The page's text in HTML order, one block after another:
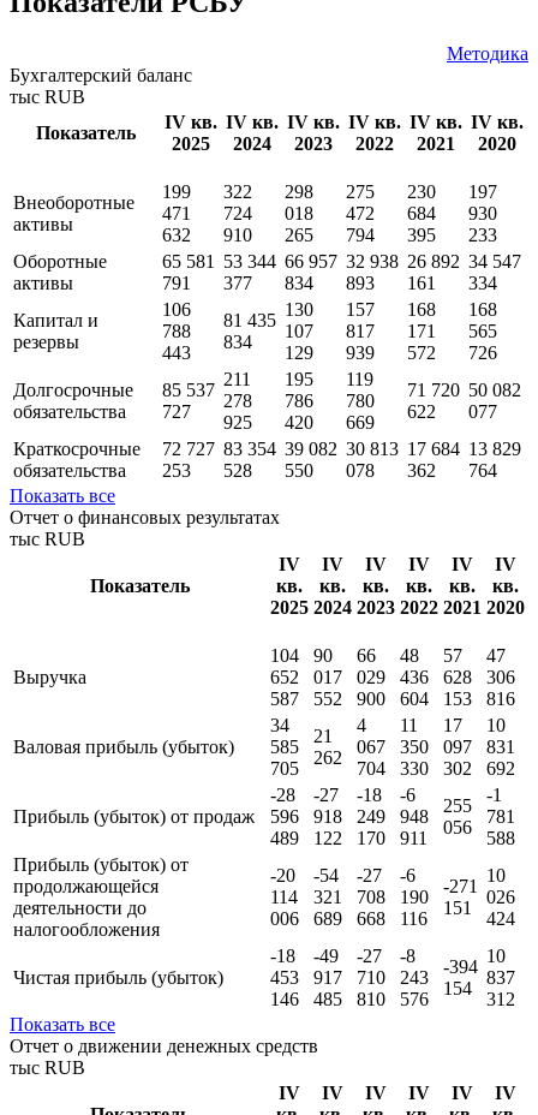
НРА ***
Показатели РСБУ
Методика
Бухгалтерский баланс
Показатель
IV кв.
2025
IV кв.
2024
IV кв.
2023
IV кв.
2022
IV кв.
2021
IV кв.
2020
Внеоборотные
199
471
632
322
724
910
298
018
265
275
472
794
230
684
395
197
930
233
Оборотные
65 581
791
53 344
66 957
834
32 938
893
26 892
161
34 547
334
Капитал и
резервы
106
788
81 435
834
130
107
129
157
817
939
168
171
168
565
Долгосрочные
обязательства
85 537
211
278
195
786
119
780
71 720
50 082
Краткосрочные
обязательства
72 727 83 354
Показать все
Отчет о финансовых результатах
IV
кв.
2025
IV
кв.
2024
IV
кв.
2023
IV
кв.
2022
IV
кв.
2021
IV
кв.
2020
Выручка
104
652
587
90
017
66
029
900
48
436
604
57
628
153
47
306
816
Валовая прибыль (убыток)
34
585
705
21
262
4
067
704
11
350
330
17
097
10
831
692
Прибыль (убыток) от продаж
-28
596
489
-27
918
122
-18
249
170
-6
948
911
255
056
-1
781
588
продолжающейся
деятельности до
-20
114
006
-54
321
689
-27
708
668
-6
190
116
-271
151
10
026
424
Чистая прибыль (убыток)
453
917
Показать все